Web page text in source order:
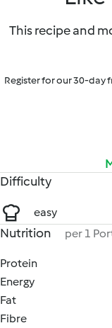
This recipe and
Register for our 30-day
Difficulty
easy
Nutrition per 1
Protein
Energy
Fat
Fibre